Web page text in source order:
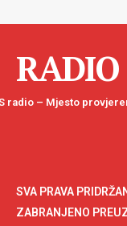
RADIO
radio – Mjesto
SVA PRAVA
ZABRANJENO